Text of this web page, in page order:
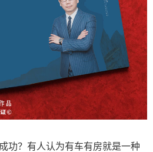
功？有人认为有车有房就是一种